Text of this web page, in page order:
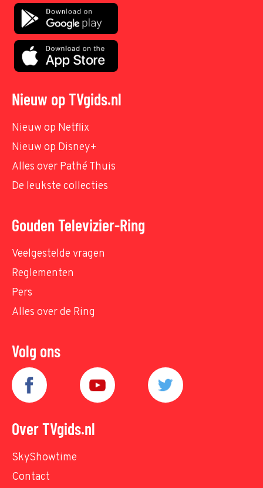
Nieuw op TVgids.nl
Nieuw op Netflix
Nieuw op Disney+
Alles over Pathé Thuis
De leukste collecties
Gouden Televizier-Ring
Veelgestelde vragen
Reglementen
Pers
Alles over de Ring
Volg ons
Over TVgids.nl
SkyShowtime
Contact